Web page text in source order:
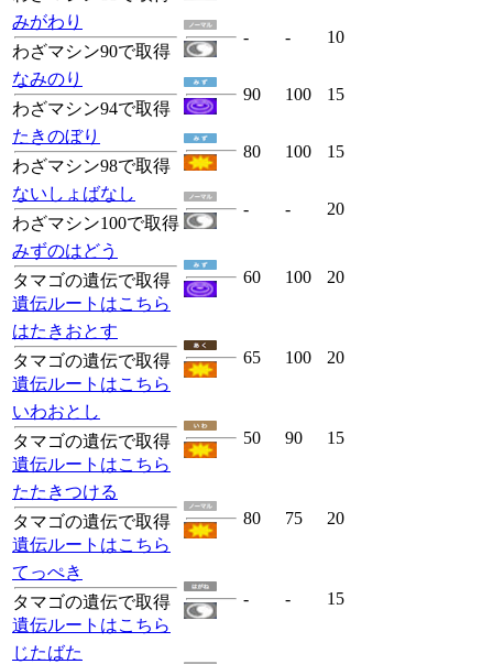
みがわり
わざマシン90で取得
- - 10
なみのり
わざマシン94で取得
90 100 15
たきのぼり
わざマシン98で取得
80 100 15
ないしょばなし
わざマシン100で取得
- - 20
みずのはどう
タマゴの遺伝で取得
遺伝ルートはこちら
60 100 20
はたきおとす
タマゴの遺伝で取得
遺伝ルートはこちら
65 100 20
いわおとし
タマゴの遺伝で取得
遺伝ルートはこちら
50 90 15
たたきつける
タマゴの遺伝で取得
遺伝ルートはこちら
80 75 20
てっぺき
タマゴの遺伝で取得
遺伝ルートはこちら
- - 15
じたばた